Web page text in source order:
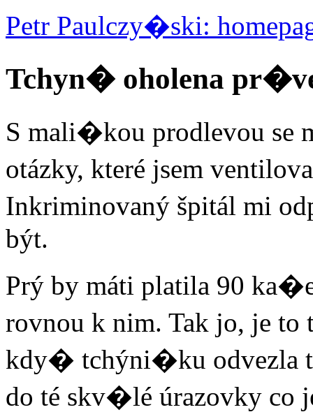
Petr Paulczy�ski:
Tchyn� oholena
S mali�kou prodlevou se
otázky, které jsem
Inkriminovaný špitál mi
být.
Prý by máti platila 90
rovnou k nim. Tak jo, je
kdy� tchýni�ku odvezla
do té skv�lé úrazovky co